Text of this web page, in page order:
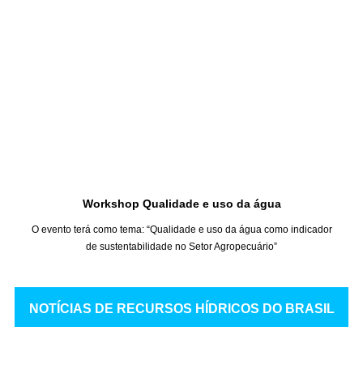
Workshop Qualidade e uso da água
O evento terá como tema: “Qualidade e uso da água como indicador
de sustentabilidade no Setor Agropecuário”
NOTÍCIAS DE RECURSOS HÍDRICOS DO BRASIL